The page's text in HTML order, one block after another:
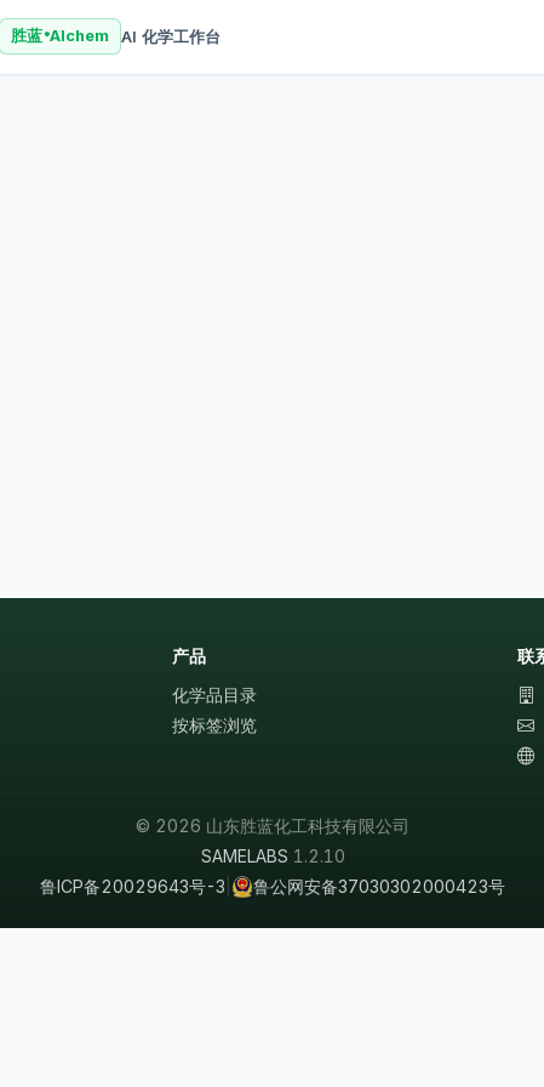
胜蓝 ®AIchem AI 化学工作台
产品
化学品目录
按标签浏览
联
© 2026 山东胜蓝化工科技有限公司
SAMELABS 1.2.10
鲁ICP备20029643号-3
鲁公网安备37030302000423号